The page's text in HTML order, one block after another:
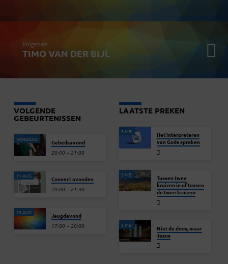
Volgende
TIMO VAN DER BIJL
VOLGENDE
GEBEURTENISSEN
VANDAAG Gebedsavond
20:00 – 21:00
11 AUG Connect avonden
20:00 – 21:30
19 AUG Jeugdavond
17:00 – 20:00
LAATSTE PREKEN
3 MEI
Het interpreteren
van Gods spreken
3 MEI
Tussen twee
kruizen in of tussen
de twee kruizen
2 MEI
Niet de doos, maar
Jezus